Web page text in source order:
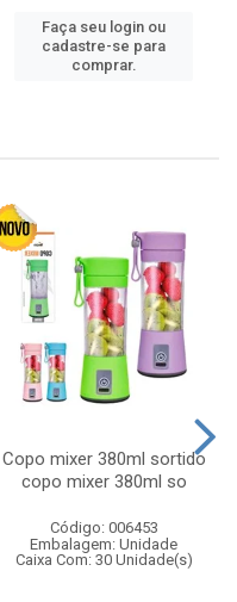
Faça seu login ou
cadastre-se para
comprar.
Copo mixer 380ml sortido
copo mixer 380ml so
Código: 006453
Embalagem: Unidade
Caixa Com: 30 Unidade(s)